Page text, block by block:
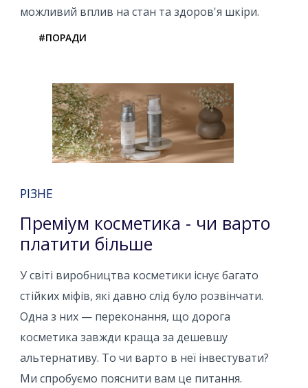
можливий вплив на стан та здоров'я шкіри.
#ПОРАДИ
РІЗНЕ
Преміум косметика - чи варто
платити більше
У світі виробництва косметики існує багато
стійких міфів, які давно слід було розвінчати.
Одна з них — переконання, що дорога
косметика завжди краща за дешевшу
альтернативу. То чи варто в неї інвестувати?
Ми спробуємо пояснити вам це питання.